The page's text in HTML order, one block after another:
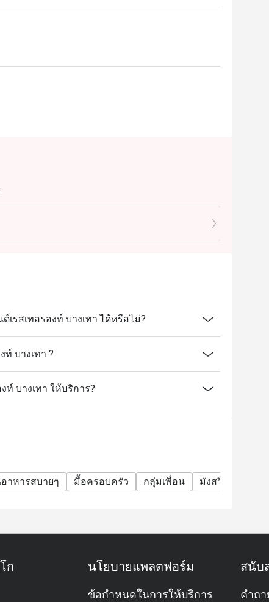
รสเทอรองท์ บางเทา ได้หรือไม่?
บางเทา ?
ท์ บางเทา ให้บริการ?
าหารสบายๆ มื้อครอบครัว กลุ่มเพื่อน มังสวิรัติ
ก นโยบายแพลตฟอร์ม
ข้อกำหนดในการให้บริการ
สนับ
คำถ